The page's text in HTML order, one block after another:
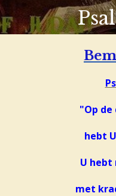
"Op
hebt
U hebt
met